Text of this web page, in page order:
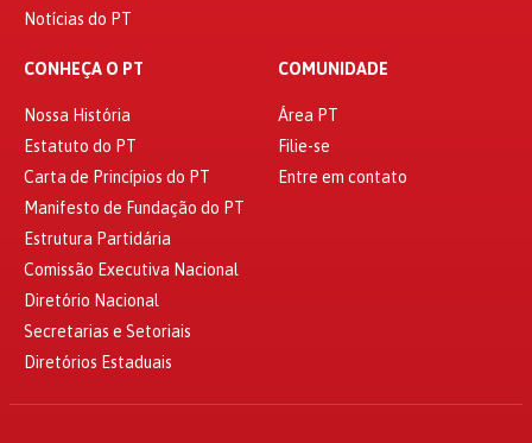
Notícias do PT
CONHEÇA O PT
Nossa História
Estatuto do PT
Carta de Princípios do PT
Manifesto de Fundação do PT
Estrutura Partidária
Comissão Executiva Nacional
Diretório Nacional
Secretarias e Setoriais
Diretórios Estaduais
COMUNIDADE
Área PT
Filie-se
Entre em contato